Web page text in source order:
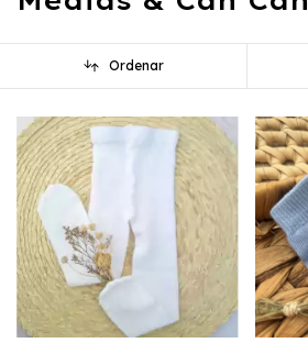
Ordenar